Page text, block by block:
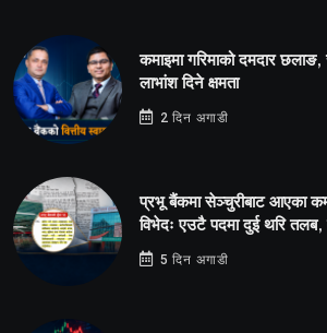
कमाइमा गरिमाको दमदार
लाभांश दिने क्षमता
2 दिन अगाडी
प्रभू बैंकमा सेञ्चुरीबाट आएका
विभेदः एउटै पदमा दुई थरि तलब,
5 दिन अगाडी